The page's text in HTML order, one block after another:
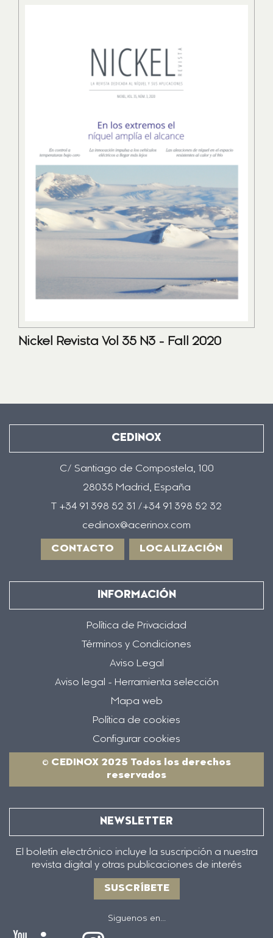
Nickel Revista Vol 35 N3 - Fall 2020
CEDINOX
C/ Santiago de Compostela, 100
28035 Madrid, España
T +34 91 398 52 31 /+34 91 398 52 32
cedinox@acerinox.com
CONTACTO LOCALIZACIÓN
INFORMACIÓN
Política de Privacidad
Términos y Condiciones
Aviso Legal
Aviso legal - Herramienta selección
Mapa web
Política de cookies
Configurar cookies
© CEDINOX 2025 Todos los derechos
reservados
NEWSLETTER
El boletín electrónico incluye la suscripción a nuestra
revista digital y otras publicaciones de interés
SUSCRÍBETE
Siguenos en...